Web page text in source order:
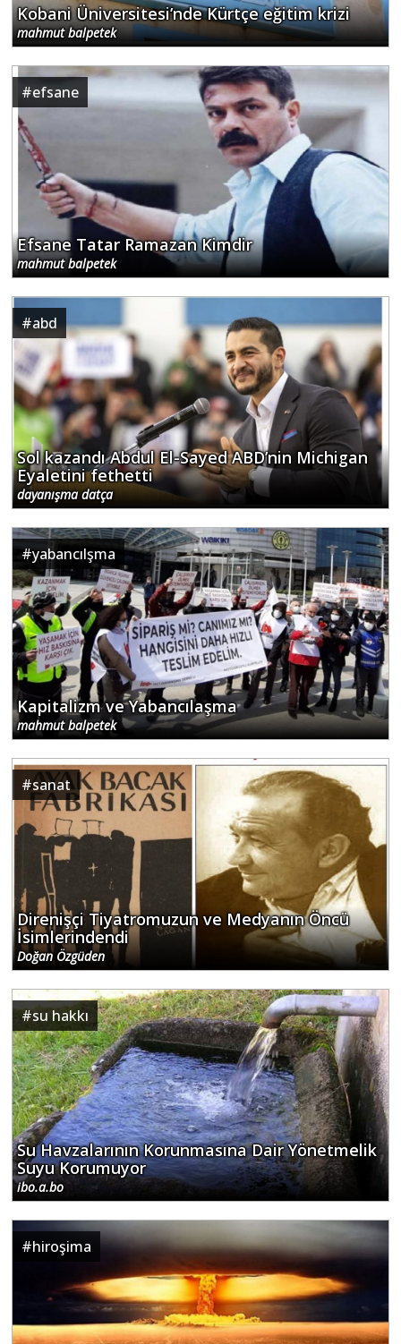
Kobani Üniversitesi’nde Kürtçe eğitim krizi
mahmut balpetek
#efsane
Efsane Tatar Ramazan Kimdir
mahmut balpetek
#abd
Sol kazandı Abdul El-Sayed ABD’nin Michigan
Eyaletini fethetti
dayanışma datça
#yabancılşma
Kapitalizm ve Yabancılaşma
mahmut balpetek
#sanat
Direnişçi Tiyatromuzun ve Medyanın Öncü
İsimlerindendi
Doğan Özgüden
#su hakkı
Su Havzalarının Korunmasına Dair Yönetmelik
Suyu Korumuyor
ibo.a.bo
#hiroşima